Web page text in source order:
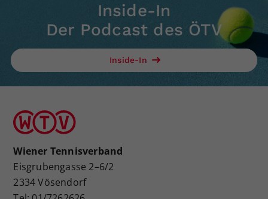
Inside-In
Der Podcast des ÖTV
Inside-In
Wiener Tennisverband
Eisgrubengasse 2–6/2
2334 Vösendorf